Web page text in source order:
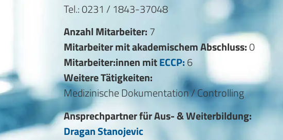
Tel.: 0231 / 1843-37048
Anzahl Mitarbeiter:7
Mitarbeiter mit akademischem Abschluss:0
Mitarbeiter:innen mitECCP:6
Weitere Tätigkeiten:
Medizinische Dokumentation / Controlling
Ansprechpartner für Aus- & Weiterbildung:
Dragan Stanojevic